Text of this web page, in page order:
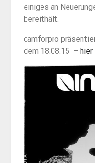
einiges an
bereithält.
camforpro
dem 18.08.15 – hier